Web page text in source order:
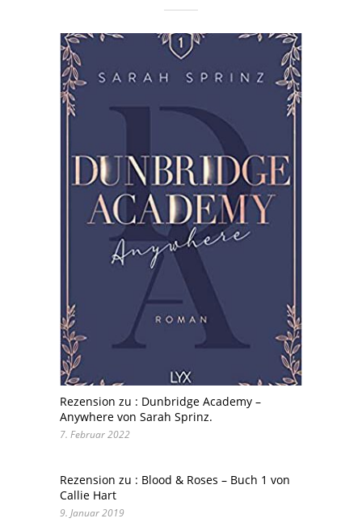
Rezension zu : Dunbridge Academy –
Anywhere von Sarah Sprinz.
7. Februar 2022
Rezension zu : Blood & Roses – Buch 1 von
Callie Hart
9. Januar 2019